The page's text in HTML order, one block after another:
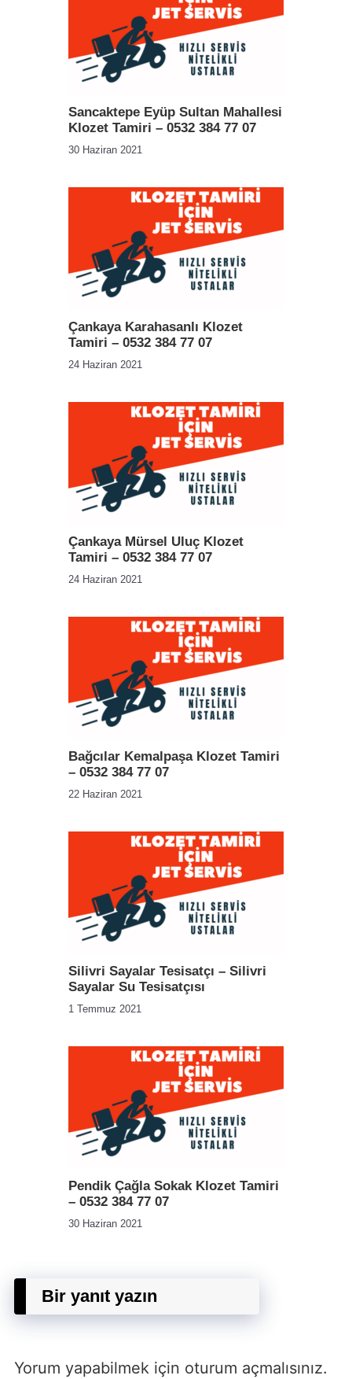
Sancaktepe Eyüp Sultan Mahallesi
Klozet Tamiri – 0532 384 77 07
30 Haziran 2021
Çankaya Karahasanlı Klozet
Tamiri – 0532 384 77 07
24 Haziran 2021
Çankaya Mürsel Uluç Klozet
Tamiri – 0532 384 77 07
24 Haziran 2021
Bağcılar Kemalpaşa Klozet Tamiri
– 0532 384 77 07
22 Haziran 2021
Silivri Sayalar Tesisatçı – Silivri
Sayalar Su Tesisatçısı
1 Temmuz 2021
Pendik Çağla Sokak Klozet Tamiri
– 0532 384 77 07
30 Haziran 2021
Bir yanıt yazın
Yorum yapabilmek için oturum açmalısınız.